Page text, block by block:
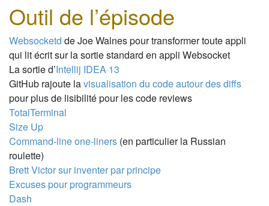
Outil de l’épisode
Websocketd de Joe Walnes pour transformer toute appli
qui lit écrit sur la sortie standard en appli Websocket
La sortie d’Intellij IDEA 13
GitHub rajoute lavisualisation du code autour des diffs
pour plus de lisibilité pour les code reviews
TotalTerminal
Size Up
Command-line one-liners (en particulier la Russian
roulette)
Brett Victor sur inventer par principe
Excuses pour programmeurs
Dash